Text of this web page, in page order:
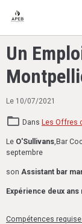
Un
Le 10/07/2021
Dans Les Offres
Le O'Sullivans,Bar
septembre
son Assistant bar
Expérience deux
Compétences